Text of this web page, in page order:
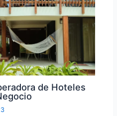
de Hoteles